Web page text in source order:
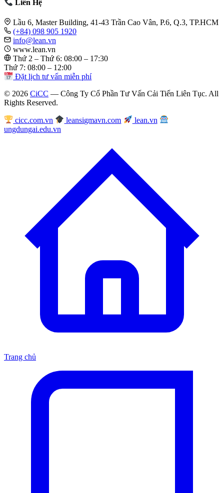
Liên Hệ
Lầu 6, Master Building, 41-43 Trần Cao Vân, P.6, Q.3, TP.HCM
(+84) 098 905 1920
info@lean.vn
www.lean.vn
Thứ 2 – Thứ 6: 08:00 – 17:30
Thứ 7: 08:00 – 12:00
Đặt lịch tư vấn miễn phí
© 2026 CiCC — Công Ty Cổ Phần Tư Vấn Cải Tiến Liên Tục. All
Rights Reserved.
cicc.com.vn leansigmavn.com
lean.vn
ungdungai.edu.vn
Trang chủ